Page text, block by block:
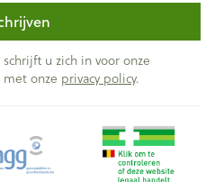
u zich in voor onze
onze privacy policy.